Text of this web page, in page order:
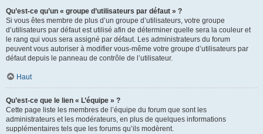
Qu’est-ce qu’un « groupe d’utilisateurs par défaut » ?
Si vous êtes membre de plus d’un groupe d’utilisateurs, votre groupe
d’utilisateurs par défaut est utilisé afin de déterminer quelle sera la couleur et
le rang qui vous sera assigné par défaut. Les administrateurs du forum
peuvent vous autoriser à modifier vous-même votre groupe d’utilisateurs par
défaut depuis le panneau de contrôle de l’utilisateur.
Haut
Qu’est-ce que le lien « L’équipe » ?
Cette page liste les membres de l’équipe du forum que sont les
administrateurs et les modérateurs, en plus de quelques informations
supplémentaires tels que les forums qu’ils modèrent.